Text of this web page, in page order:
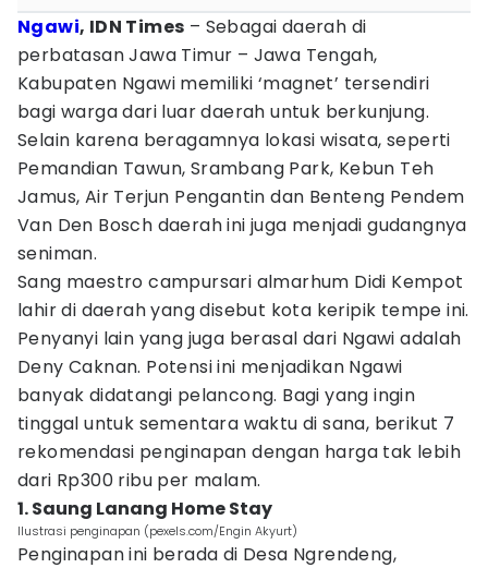
Ngawi, IDN Times – Sebagai daerah di
perbatasan Jawa Timur – Jawa Tengah,
Kabupaten Ngawi memiliki ‘magnet’ tersendiri
bagi warga dari luar daerah untuk berkunjung.
Selain karena beragamnya lokasi wisata, seperti
Pemandian Tawun, Srambang Park, Kebun Teh
Jamus, Air Terjun Pengantin dan Benteng Pendem
Van Den Bosch daerah ini juga menjadi gudangnya
seniman.
Sang maestro campursari almarhum Didi Kempot
lahir di daerah yang disebut kota keripik tempe ini.
Penyanyi lain yang juga berasal dari Ngawi adalah
Deny Caknan. Potensi ini menjadikan Ngawi
banyak didatangi pelancong. Bagi yang ingin
tinggal untuk sementara waktu di sana, berikut 7
rekomendasi penginapan dengan harga tak lebih
dari Rp300 ribu per malam.
1. Saung Lanang Home Stay
Ilustrasi penginapan (pexels.com/Engin Akyurt)
Penginapan ini berada di Desa Ngrendeng,